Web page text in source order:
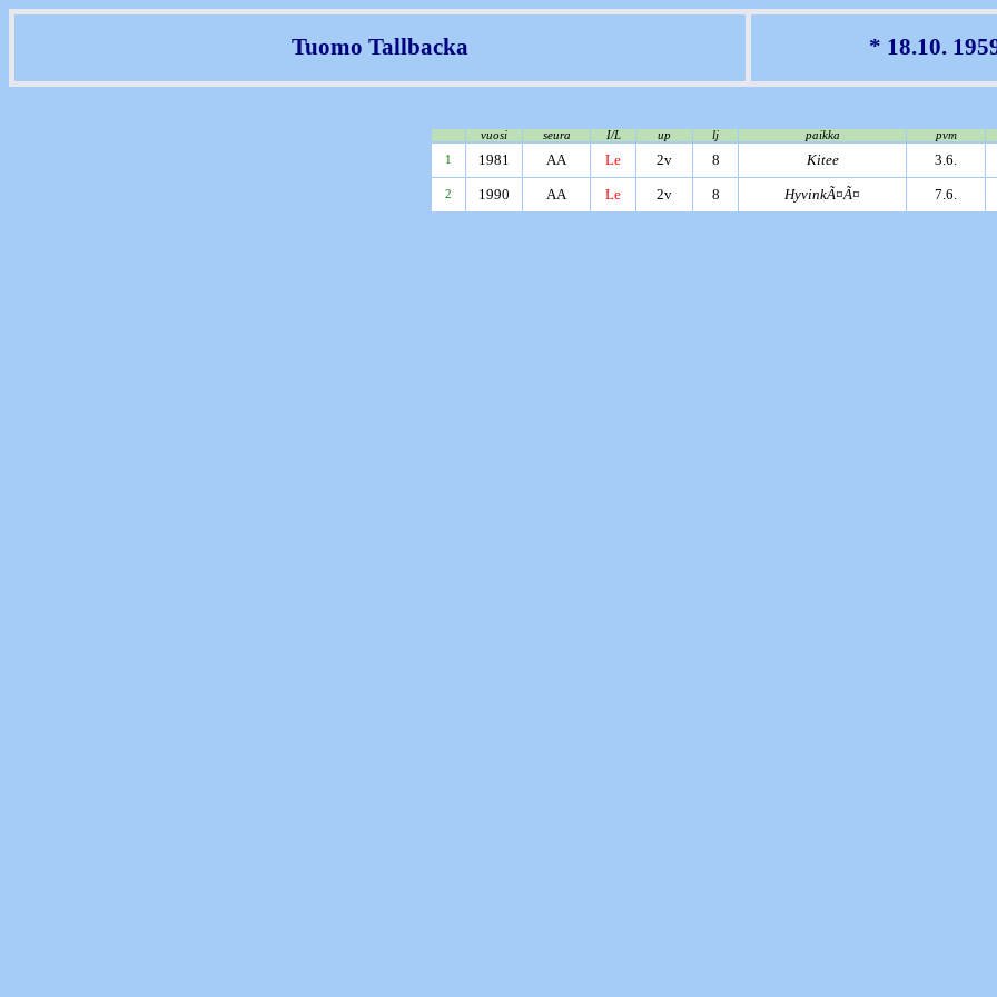
Tuomo Tallbacka * 18.10.
vuosi seura I/L up lj paikka pvm
1
1981 AA Le 2v 8 Kitee 3.6.
2 1990 AA Le 2v 8 HyvinkÃ¤Ã¤ 7.6.